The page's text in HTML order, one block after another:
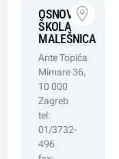
OSNOVNA
ŠKOLA
MALEŠNICA
Ante Topića
Mimare 36,
10 000
Zagreb
tel:
01/3732-
496